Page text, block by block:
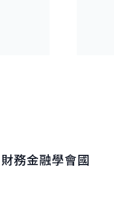
務金融學會國